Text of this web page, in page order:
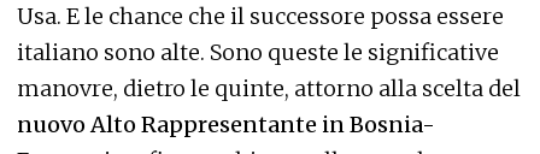
Usa. E le chance che il successore possa essere
italiano sono alte. Sono queste le significative
manovre, dietro le quinte, attorno alla scelta del
nuovo Alto Rappresentante in Bosnia-